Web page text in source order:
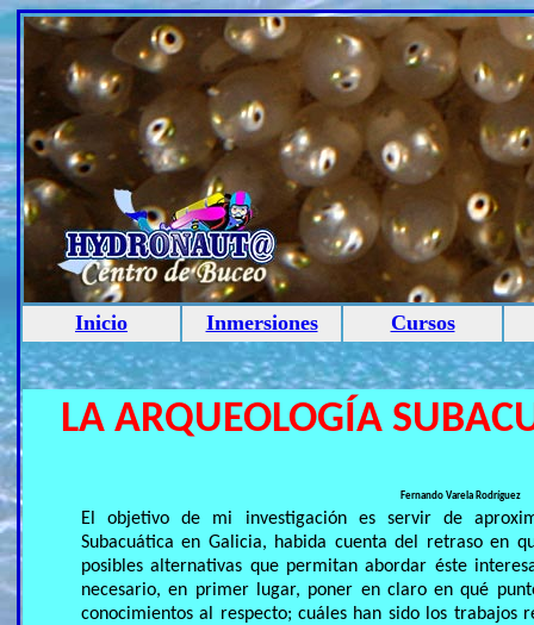
Inicio Inmersiones Cursos
LA ARQUEOLOGÍA
Fernando Varela Rodríguez
El objetivo de mi investigación es servir de
Subacuática en Galicia, habida cuenta del retraso en
posibles alternativas que permitan abordar éste
necesario, en primer lugar, poner en claro en qué
conocimientos al respecto; cuáles han sido los trabajos